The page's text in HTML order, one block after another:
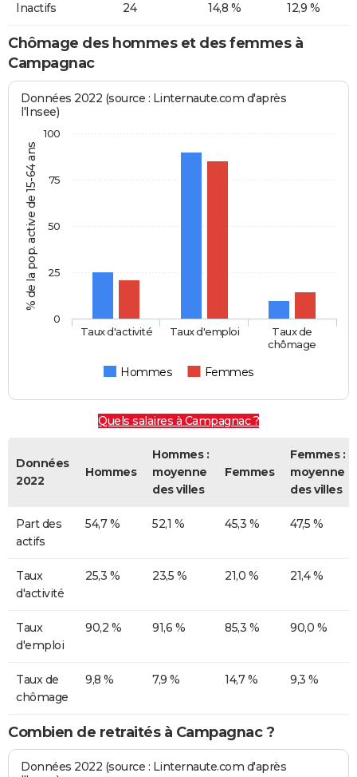
Inactifs 24 14,8 % 12,9 %
Chômage des hommes et des femmes à
Campagnac
% de la pop. active de 15-64 ans
Données 2022 (source : Linternaute.com d'après
l'Insee)
Hommes Femmes
Taux d'activité Taux d'emploi
Taux de
chômage
0
25
50
75
100
Quels salaires à Campagnac ?
Données
2022
Hommes
Hommes :
moyenne
des villes
Femmes
Femmes :
moyenne
des villes
Part des
actifs
54,7 % 52,1 % 45,3 % 47,5 %
Taux
d'activité
25,3 % 23,5 % 21,0 % 21,4 %
Taux
d'emploi
90,2 % 91,6 % 85,3 % 90,0 %
Taux de
chômage
9,8 % 7,9 % 14,7 % 9,3 %
Combien de retraités à Campagnac ?
Données 2022 (source : Linternaute.com d'après